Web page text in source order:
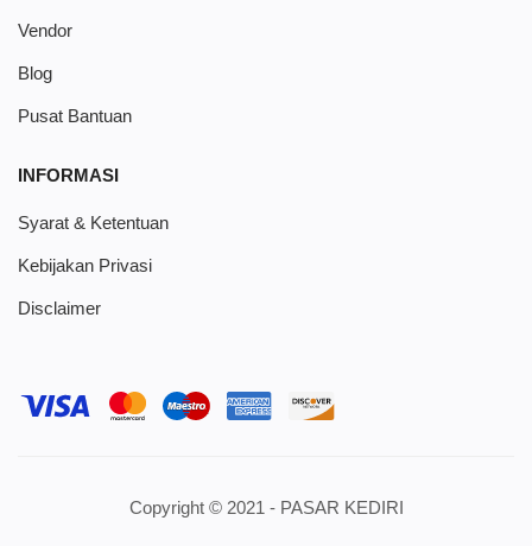
Vendor
Blog
Pusat Bantuan
INFORMASI
Syarat & Ketentuan
Kebijakan Privasi
Disclaimer
Copyright © 2021 - PASAR KEDIRI